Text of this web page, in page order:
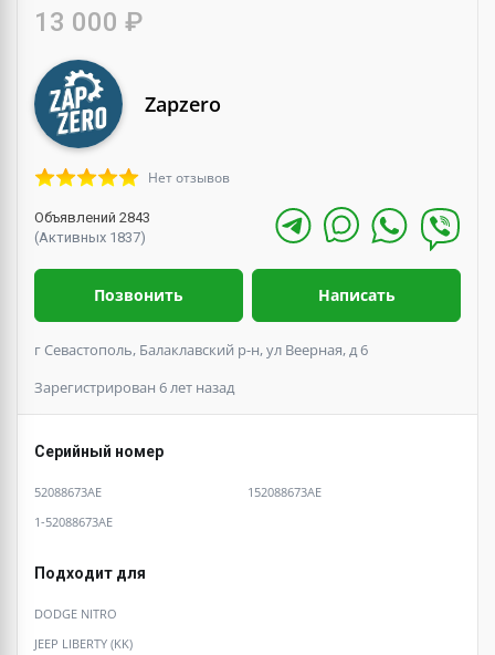
13 000 ₽
Zapzero
Нет отзывов
Объявлений 2843
(Активных 1837)
Позвонить Написать
г Севастополь, Балаклавский р-н, ул Веерная, д 6
Зарегистрирован 6 лет назад
Серийный номер
52088673AE
152088673AE
1-52088673AE
Подходит для
DODGE NITRO
JEEP LIBERTY (KK)